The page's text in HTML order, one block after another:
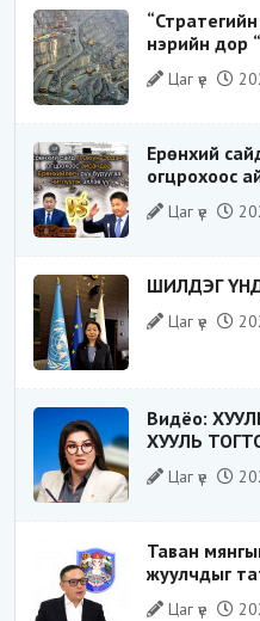
нэрийн дор
хуримтлал”
Цаг үе
Ерөнхий
огцрохоос
буруугаа
Цаг үе
ШИЛДЭГ
Цаг үе
Видёо:
ХУУЛЬ
Цаг үе
Таван
жуулчдыг
Цаг үе